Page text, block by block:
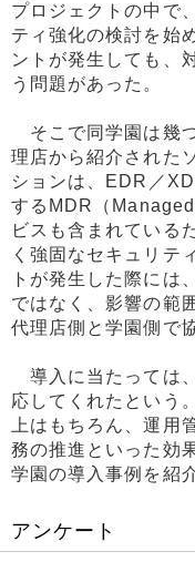
プロジェクトの中で
ティ強化の検討を始
ントが発生しても、
う問題があった。
そこで同学園は幾
理店から紹介された
ションは、EDR／
するMDR（
ビスも含まれている
く強固なセキュリテ
トが発生した際には
ではなく、影響の範
代理店側と学園側で
導入に当たっては
応してくれたという
上はもちろん、運用
務の推進といった効
学園の導入事例を紹
アンケート